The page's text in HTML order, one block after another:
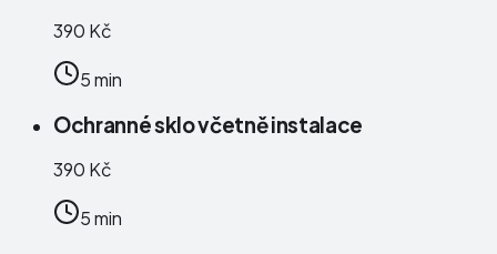
390 Kč
5 min
Ochranné sklo včetně instalace
390 Kč
5 min